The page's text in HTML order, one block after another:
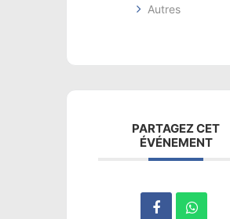
Autres
PARTAGEZ CET
ÉVÉNEMENT